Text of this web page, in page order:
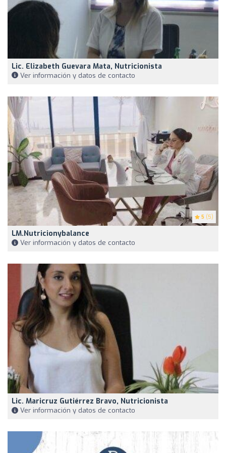
Lic. Elizabeth Guevara Mata, Nutricionista
Ver información y datos de contacto
5 (5)
LM.nutricionybalance
Ver información y datos de contacto
Lic. Maricruz Gutiérrez Bravo, Nutricionista
Ver información y datos de contacto